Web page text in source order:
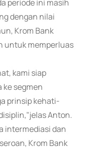
periode ini masih
dengan nilai
Krom Bank
untuk memperluas
kami siap
segmen
prinsip kehati-
Anton.
intermediasi dan
Krom Bank